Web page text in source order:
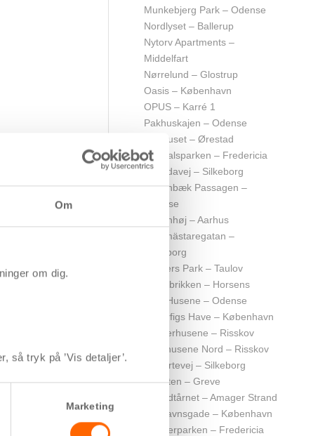
Om
om dig.
så tryk på ’Vis detaljer’.
Marketing
Munkebjerg Park – Odense
Nordlyset – Ballerup
Nytorv Apartments –
Middelfart
Nørrelund – Glostrup
Oasis – København
OPUS – Karré 1
Pakhuskajen – Odense
Porthuset – Ørestad
Randalsparken – Fredericia
Resedavej – Silkeborg
Rosenbæk Passagen –
Odense
Rosenhøj – Aarhus
Rustmästaregatan –
Gøteborg
Rømers Park – Taulov
Rørfabrikken – Horsens
HPL-Husene – Odense
Scherfigs Have – København
Selmerhusene – Risskov
Skovhusene Nord – Risskov
Solsortevej – Silkeborg
Solviften – Greve
Strandtårnet – Amager Strand
Sydhavnsgade – København
Sønderparken – Fredericia